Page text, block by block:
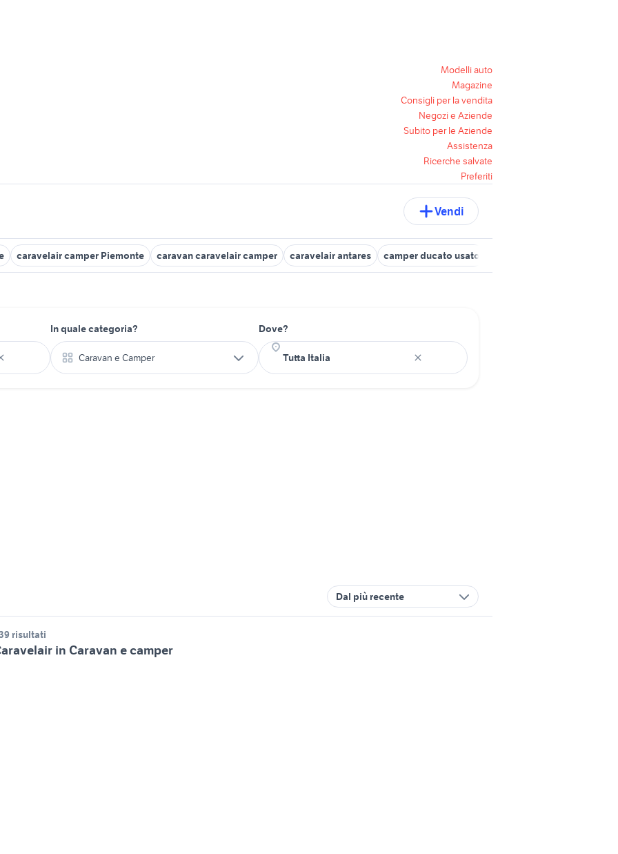
Modelli auto
Magazine
Consigli per la vendita
Negozi e Aziende
Subito per le Aziende
Assistenza
Ricerche salvate
Preferiti
Vendi
caravelair camper Piemonte caravan caravelair camper caravelair antares camper ducato usato
In quale categoria?
Caravan e Camper
Dove?
Dal più recente
risultati
in Caravan e camper